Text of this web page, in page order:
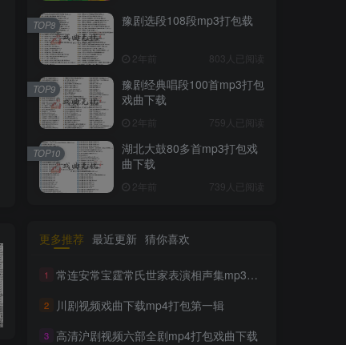
潮剧精彩选段200多首mp3打包戏曲下载
豫剧选段108段mp3打包载
2年前 803人已阅读
TOP8
豫剧经典唱段100首mp3打包
戏曲下载
2年前 759人已阅读
TOP9
湖北大鼓80多首mp3打包戏
曲下载
2年前 739人已阅读
TOP10
更多推荐 最近更新 猜你喜欢
1 常连安常宝霆常氏世家表演相声集mp3打包戏曲下载
2 川剧视频戏曲下载mp4打包第一辑
3 高清沪剧视频六部全剧mp4打包戏曲下载